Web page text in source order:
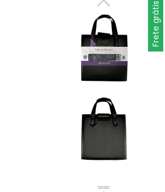
Frete grátis